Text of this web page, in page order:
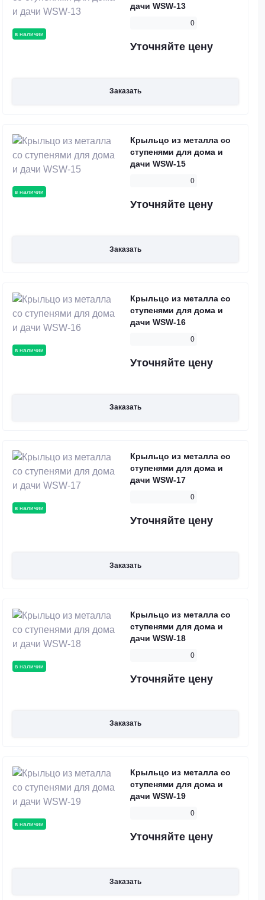
в наличии
дачи WSW-13
0
Уточняйте цену
Заказать
в наличии
Крыльцо из металла со
ступенями для дома и
дачи WSW-15
0
Уточняйте цену
Заказать
в наличии
Крыльцо из металла со
ступенями для дома и
дачи WSW-16
0
Уточняйте цену
Заказать
в наличии
Крыльцо из металла со
ступенями для дома и
дачи WSW-17
0
Уточняйте цену
Заказать
в наличии
Крыльцо из металла со
ступенями для дома и
дачи WSW-18
0
Уточняйте цену
Заказать
в наличии
Крыльцо из металла со
ступенями для дома и
дачи WSW-19
0
Уточняйте цену
Заказать